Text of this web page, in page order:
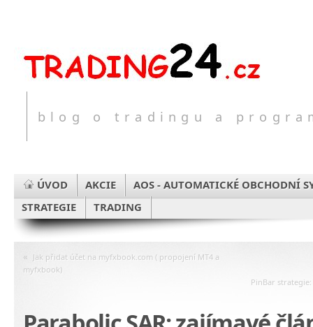
blog o tradingu a
ÚVOD AKCIE
AOS - AUTOMATICKÉ OBCHODNÍ
STRATEGIE
TRADING
« Jak přidat účet na myfxbook.com ( propojení MT4 a
myfxbook)
PinBar